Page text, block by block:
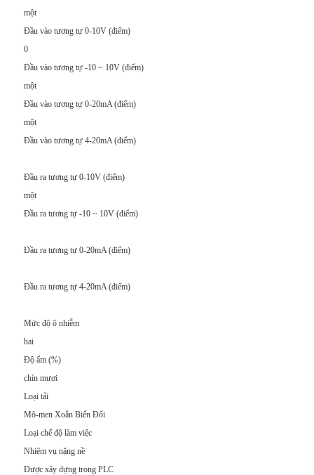
một
Đầu vào tương tự 0-10V (điểm)
0
Đầu vào tương tự -10 ~ 10V (điểm)
một
Đầu vào tương tự 0-20mA (điểm)
một
Đầu vào tương tự 4-20mA (điểm)
Đầu ra tương tự 0-10V (điểm)
một
Đầu ra tương tự -10 ~ 10V (điểm)
Đầu ra tương tự 0-20mA (điểm)
Đầu ra tương tự 4-20mA (điểm)
Mức độ ô nhiễm
hai
Độ ẩm (%)
chín mươi
Loại tải
Mô-men Xoắn Biến Đổi
Loại chế độ làm việc
Nhiệm vụ nặng nề
Được xây dựng trong PLC